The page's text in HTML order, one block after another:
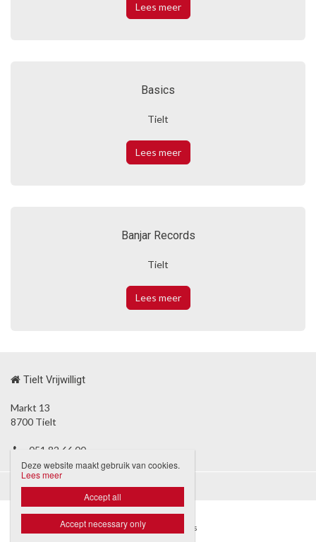
Lees meer
Basics
Tielt
Lees meer
Banjar Records
Tielt
Lees meer
Tielt Vrijwilligt
Markt 13
8700 Tielt
051 82 66 00
Disclaimer Privacybeleid
Website door Livalos
Deze website maakt gebruik van cookies.
Lees meer
Accept all
Accept necessary only